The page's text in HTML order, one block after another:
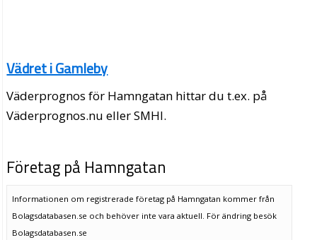
Vädret i Gamleby
Väderprognos för Hamngatan hittar du t.ex. på
Väderprognos.nu eller SMHI.
Företag på Hamngatan
Informationen om registrerade företag på Hamngatan kommer från
Bolagsdatabasen.se och behöver inte vara aktuell. För ändring besök
Bolagsdatabasen.se